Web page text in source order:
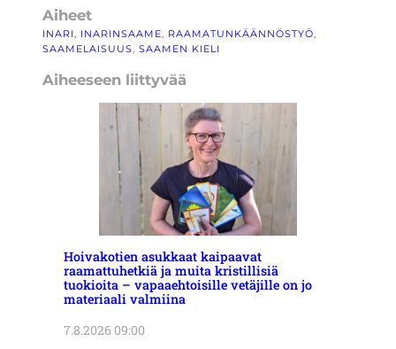
Aiheet
INARI, INARINSAAME, RAAMATUNKÄÄNNÖSTYÖ
SAAMELAISUUS, SAAMEN KIELI
Aiheeseen liittyvää
Hoivakotien asukkaat kaipaavat
raamattuhetkiä ja muita kristillisiä
tuokioita – vapaaehtoisille vetäjille on jo
materiaali valmiina
7.8.2026 09:00